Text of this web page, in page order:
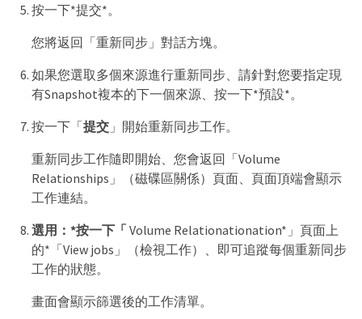
按一下*提交*。
您將返回「重新同步」對話方塊。
如果您選取多個來源進行重新同步、請針對您要指定現
有Snapshot複本的下一個來源、按一下*預設*。
按一下「提交」開始重新同步工作。
重新同步工作隨即開始、您會返回「Volume
Relationships」（磁碟區關係）頁面、頁面頂端會顯示
工作連結。
選用：*按一下「 Volume Relationationation*」頁面上
的*「View jobs」（檢視工作）、即可追蹤每個重新同步
工作的狀態。
畫面會顯示篩選後的工作清單。